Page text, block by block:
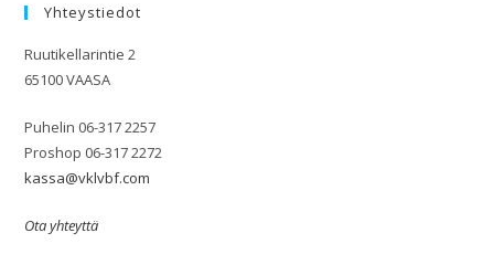
Yhteystiedot
Ruutikellarintie 2
65100 VAASA
Puhelin 06-317 2257
Proshop 06-317 2272
kassa@vklvbf.com
Ota yhteyttä